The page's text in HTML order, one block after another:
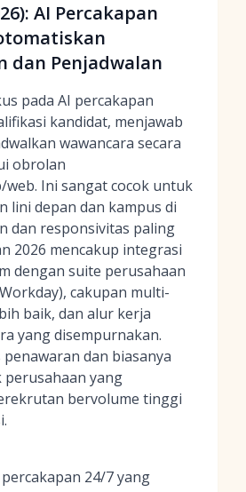
AI Percakapan
dan Penjadwalan
pada AI percakapan
kandidat, menjawab
wawancara secara
obrolan
web. Ini sangat cocok untuk
lini depan dan kampus di
dan responsivitas paling
2026 mencakup integrasi
dengan suite perusahaan
cakupan multi-
baik, dan alur kerja
yang disempurnakan.
dan biasanya
yang
bervolume tinggi
24/7 yang